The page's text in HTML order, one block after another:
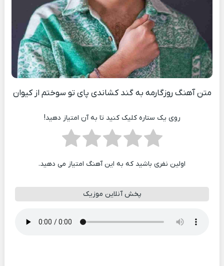
متن آهنگ روزگارمه به گند کشاندی پای تو سوختم از کیوان
روی یک ستاره کلیک کنید تا به آن امتیاز دهید!
اولین نفری باشید که به این آهنگ امتیاز می دهید.
پخش آنلاین موزیک